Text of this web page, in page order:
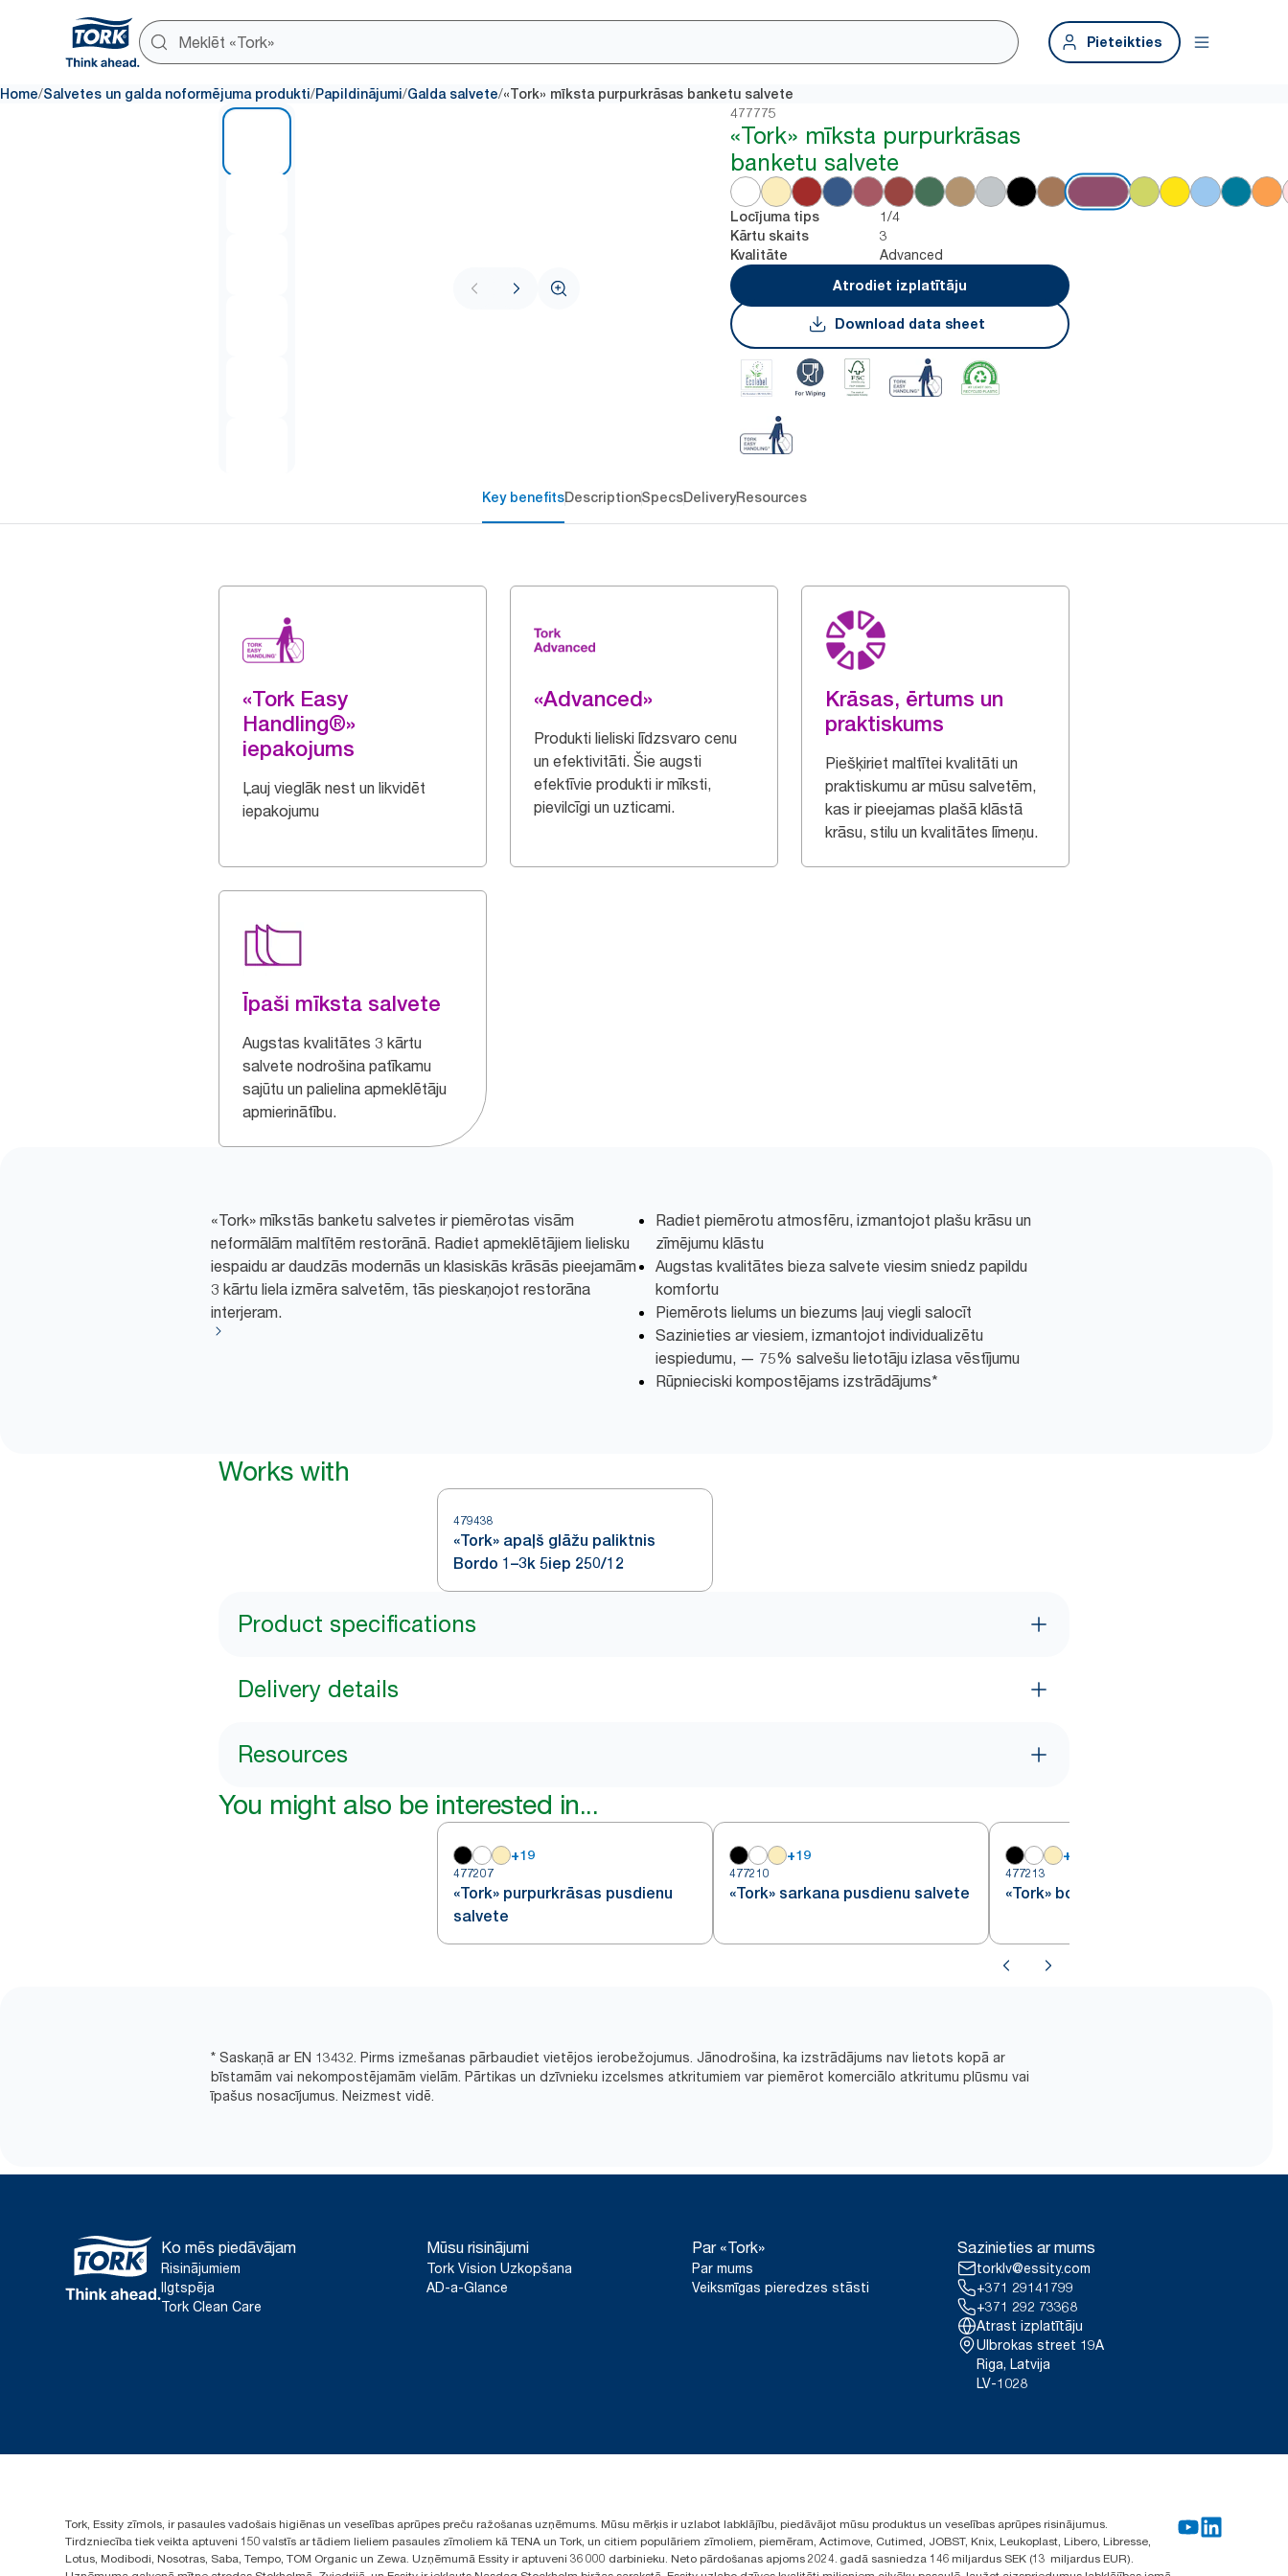
Pieteikties
Home/Salvetes un galda noformējuma produkti/Papildinājumi/Galda salvete/«Tork» mīksta purpurkrāsas banketu salvete
477775
«Tork» mīksta purpurkrāsas
banketu salvete
Locījuma tips 1/4
Kārtu skaits 3
Kvalitāte
Advanced
Atrodiet izplatītāju
Download data sheet
Key benefitsDescriptionSpecsDeliveryResources
«Tork Easy
Handling®»
iepakojums
Ļauj vieglāk nest un likvidēt
iepakojumu
«Advanced»
Produkti lieliski līdzsvaro cenu
un efektivitāti. Šie augsti
efektīvie produkti ir mīksti,
pievilcīgi un uzticami.
Krāsas, ērtums un
praktiskums
Piešķiriet maltītei kvalitāti un
praktiskumu ar mūsu salvetēm,
kas ir pieejamas plašā klāstā
krāsu, stilu un kvalitātes līmeņu.
Īpaši mīksta salvete
Augstas kvalitātes 3 kārtu
salvete nodrošina patīkamu
sajūtu un palielina apmeklētāju
apmierinātību.
«Tork» mīkstās banketu salvetes ir piemērotas visām
neformālām maltītēm restorānā. Radiet apmeklētājiem lielisku
iespaidu ar daudzās modernās un klasiskās krāsās pieejamām
3 kārtu liela izmēra salvetēm, tās pieskaņojot restorāna
interjeram.
Radiet piemērotu atmosfēru, izmantojot plašu krāsu un
zīmējumu klāstu
Augstas kvalitātes bieza salvete viesim sniedz papildu
komfortu
Piemērots lielums un biezums ļauj viegli salocīt
Sazinieties ar viesiem, izmantojot individualizētu
iespiedumu, — 75% salvešu lietotāju izlasa vēstījumu
Rūpnieciski kompostējams izstrādājums*
Works with
479438
«Tork» apaļš glāžu paliktnis
Bordo 1–3k 5iep 250/12
Product specifications
Delivery details
Resources
You might also be interested in...
+19
477207
«Tork» purpurkrāsas pusdienu
salvete
+19
477210
«Tork» sarkana pusdienu salvete
+
477213
«Tork» bordo pusdienu salvete
* Saskaņā ar EN 13432. Pirms izmešanas pārbaudiet vietējos ierobežojumus. Jānodrošina, ka izstrādājums nav lietots kopā ar
bīstamām vai nekompostējamām vielām. Pārtikas un dzīvnieku izcelsmes atkritumiem var piemērot komerciālo atkritumu plūsmu vai
īpašus nosacījumus. Neizmest vidē.
Ko mēs piedāvājam
Risinājumiem
Ilgtspēja
Tork Clean Care
Mūsu risinājumi
Tork Vision Uzkopšana
AD-a-Glance
Par «Tork»
Par mums
Veiksmīgas pieredzes stāsti
Sazinieties ar mums
torklv@essity.com
+371 29141799
+371 292 73368
Atrast izplatītāju
Ulbrokas street 19A
Riga, Latvija
LV-1028
Tork, Essity zīmols, ir pasaules vadošais higiēnas un veselības aprūpes preču ražošanas uzņēmums. Mūsu mērķis ir uzlabot labklājību, piedāvājot mūsu produktus un veselības aprūpes risinājumus.
Tirdzniecība tiek veikta aptuveni 150 valstīs ar tādiem lieliem pasaules zīmoliem kā TENA un Tork, un citiem populāriem zīmoliem, piemēram, Actimove, Cutimed, JOBST, Knix, Leukoplast, Libero, Libresse,
Lotus, Modibodi, Nosotras, Saba, Tempo, TOM Organic un Zewa. Uzņēmumā Essity ir aptuveni 36 000 darbinieku. Neto pārdošanas apjoms 2024. gadā sasniedza 146 miljardus SEK (13 miljardus EUR).